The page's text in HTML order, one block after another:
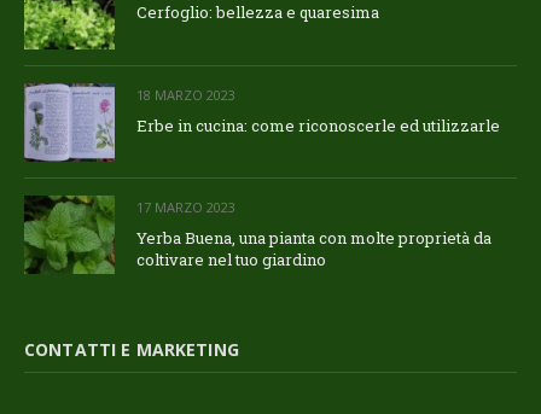
Cerfoglio: bellezza e quaresima
18 MARZO 2023
Erbe in cucina: come riconoscerle ed utilizzarle
17 MARZO 2023
Yerba Buena, una pianta con molte proprietà da
coltivare nel tuo giardino
CONTATTI E MARKETING